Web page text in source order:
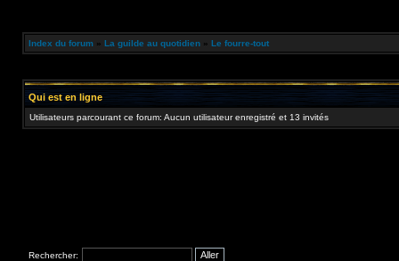
Index du forum » La guilde au quotidien » Le fourre-tout
Qui est en ligne
Utilisateurs parcourant ce forum: Aucun utilisateur enregistré et 13 invités
Rechercher: